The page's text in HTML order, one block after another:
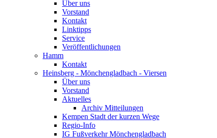
Über uns
Vorstand
Kontakt
Linktipps
Service
Veröffentlichungen
Hamm
Kontakt
Heinsberg - Mönchengladbach - Viersen
Über uns
Vorstand
Aktuelles
Archiv Mitteilungen
Kempen Stadt der kurzen Wege
Regio-Info
IG Fußverkehr Mönchengladbach